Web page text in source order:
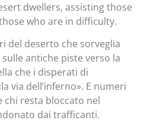
dwellers, assisting those
who are in difficulty.
del deserto che sorveglia
antiche piste verso la
che i disperati di
via dell’inferno». E numeri
chi resta bloccato nel
dai trafficanti.